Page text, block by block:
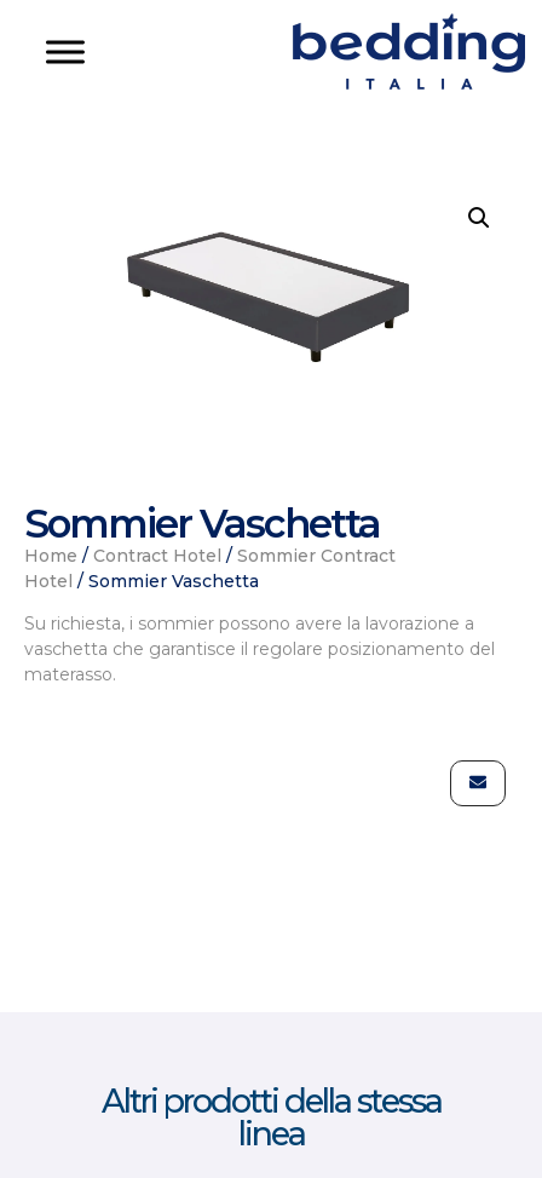
Sommier Vaschetta
Home / Contract Hotel / Sommier Contract
Hotel / Sommier Vaschetta
Su richiesta, i sommier possono avere la lavorazione a
vaschetta che garantisce il regolare posizionamento del
materasso.
Altri prodotti della stessa
linea